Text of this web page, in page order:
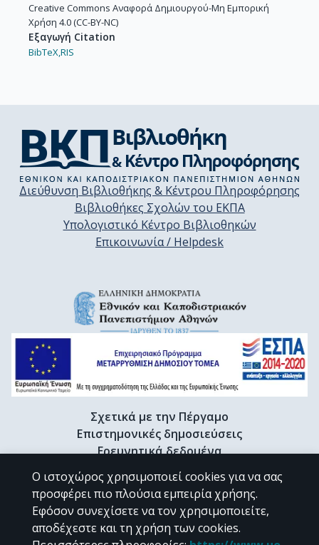
Creative Commons Αναφορά Δημιουργού-Μη Εμπορική
Χρήση 4.0 (CC-BY-NC)
Εξαγωγή Citation
BibTeX, RIS
Διεύθυνση Βιβλιοθήκης & Κέντρου Πληροφόρησης
Βιβλιοθήκες Σχολών του ΕΚΠΑ
Υπολογιστικό Κέντρο Βιβλιοθηκών
Επικοινωνία / Helpdesk
Σχετικά με την Πέργαμο
Επιστημονικές δημοσιεύσεις
Ερευνητικά δεδομένα
Διδακτορικές διατριβές & Γκρίζα βιβλιογραφία
Προφίλ Ερευνητή
CC BY-NC 4.0
Ο ιστοχώρος χρησιμοποιεί cookies για να σας
προσφέρει πιο πλούσια εμπειρία χρήσης.
Εφόσον συνεχίσετε να τον χρησιμοποιείτε,
αποδέχεστε και τη χρήση των cookies.